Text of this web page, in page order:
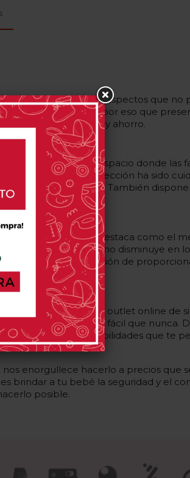
pequeños son aspectos que no
tus finanzas. Es por eso que
seguridad y ahorro.
liquidación. Es un espacio donde las
parte de nuestra selección ha sido
a tu precioso bebé. También
Carlitos Baby se destaca como el
de seguridad no disminuye en
reflejada nuestra misión de
llevado nuestro outlet online de
oferta es ahora más fácil que nunca.
es un tesoro de posibilidades que te
enorgullece hacerlo a precios que
brindar a tu bebé la seguridad y el
posible.